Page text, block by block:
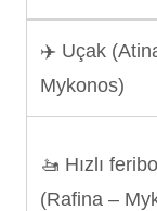
✈️ Uçak
Mykonos)
🚤 Hızlı
(Rafina –